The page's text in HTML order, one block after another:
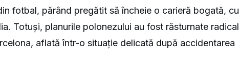
fotbal, părând pregătit să încheie o carieră bogată, cu
Totuși, planurile polonezului au fost răsturnate radical
aflată într-o situație delicată după accidentarea